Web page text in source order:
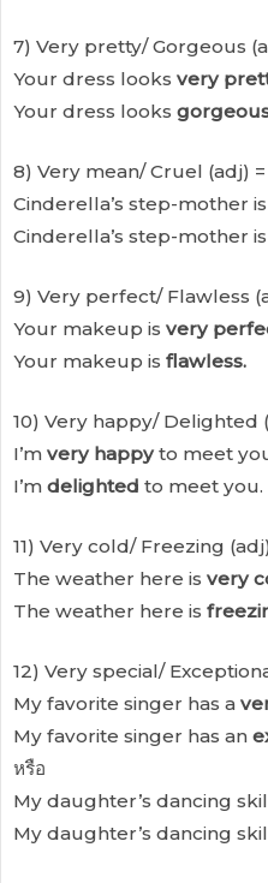
7) Very pretty/ Gorgeous
Your dress looks very
Your dress looks
8) Very mean/ Cruel (adj) =
Cinderella’s step-mother is
Cinderella’s step-mother is
9) Very perfect/ Flawless
Your makeup is very
Your makeup is flawless.
10) Very happy/ Delighted
I’m very happyto meet
I’m delighted to meet you.
11) Very cold/ Freezing
The weather here is very
The weather here is
12) Very special/
My favorite singer has a
My favorite singer has an
หรือ
My daughter’s dancing
My daughter’s dancing